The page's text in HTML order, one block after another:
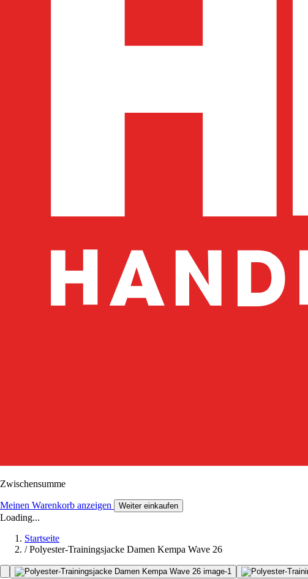
Zwischensumme
Meinen Warenkorb anzeigen Weiter einkaufen
Loading...
Startseite
/ Polyester-Trainingsjacke Damen Kempa Wave 26